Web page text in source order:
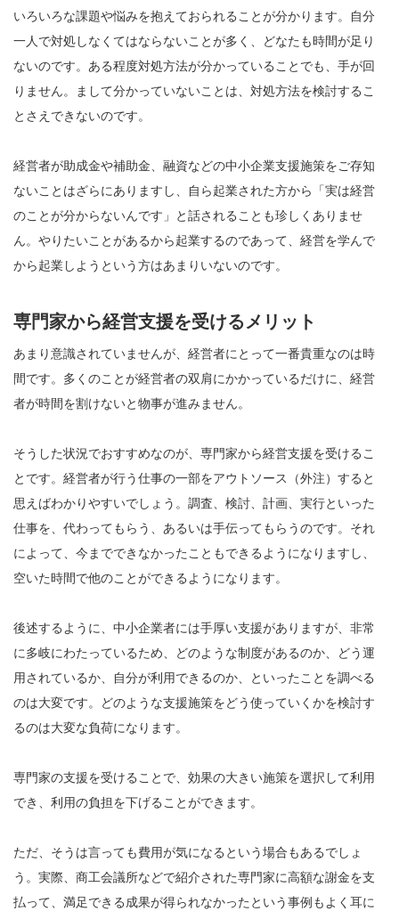
いろいろな課題や悩みを抱えておられることが分かります。自分
一人で対処しなくてはならないことが多く、どなたも時間が足り
ないのです。ある程度対処方法が分かっていることでも、手が回
りません。まして分かっていないことは、対処方法を検討するこ
とさえできないのです。
経営者が助成金や補助金、融資などの中小企業支援施策をご存知
ないことはざらにありますし、自ら起業された方から「実は経営
のことが分からないんです」と話されることも珍しくありませ
ん。やりたいことがあるから起業するのであって、経営を学んで
から起業しようという方はあまりいないのです。
専門家から経営支援を受けるメリット
あまり意識されていませんが、経営者にとって一番貴重なのは時
間です。多くのことが経営者の双肩にかかっているだけに、経営
者が時間を割けないと物事が進みません。
そうした状況でおすすめなのが、専門家から経営支援を受けるこ
とです。経営者が行う仕事の一部をアウトソース（外注）すると
思えばわかりやすいでしょう。調査、検討、計画、実行といった
仕事を、代わってもらう、あるいは手伝ってもらうのです。それ
によって、今までできなかったこともできるようになりますし、
空いた時間で他のことができるようになります。
後述するように、中小企業者には手厚い支援がありますが、非常
に多岐にわたっているため、どのような制度があるのか、どう運
用されているか、自分が利用できるのか、といったことを調べる
のは大変です。どのような支援施策をどう使っていくかを検討す
るのは大変な負荷になります。
専門家の支援を受けることで、効果の大きい施策を選択して利用
でき、利用の負担を下げることができます。
ただ、そうは言っても費用が気になるという場合もあるでしょ
う。実際、商工会議所などで紹介された専門家に高額な謝金を支
払って、満足できる成果が得られなかったという事例もよく耳に